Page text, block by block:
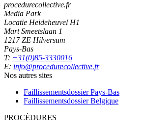
procedurecollective.fr
Media Park
Locatie Heideheuvel H1
Mart Smeetslaan 1
1217 ZE Hilversum
Pays-Bas
T: +31(0)85-3330016
E: info@procedurecollective.fr
Nos autres sites
Faillissementsdossier Pays-Bas
Faillissementsdossier Belgique
PROCÉDURES